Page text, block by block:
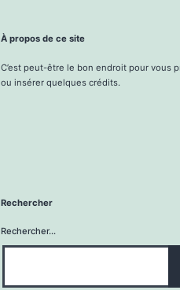
À propos de ce site
C’est peut-être le bon endroit pour vous
ou insérer quelques crédits.
Rechercher
Rechercher…